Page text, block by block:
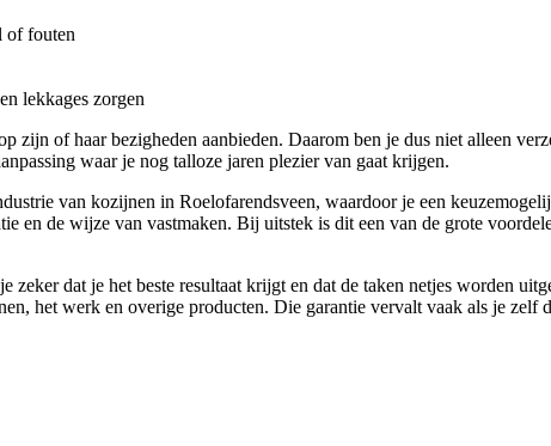
of fouten
lekkages zorgen
zijn of haar bezigheden aanbieden. Daarom ben je dus niet alleen
waar je nog talloze jaren plezier van gaat krijgen.
van kozijnen in Roelofarendsveen, waardoor je een
en de wijze van vastmaken. Bij uitstek is dit een van de grote
dat je het beste resultaat krijgt en dat de taken netjes worden
het werk en overige producten. Die garantie vervalt vaak als je zelf